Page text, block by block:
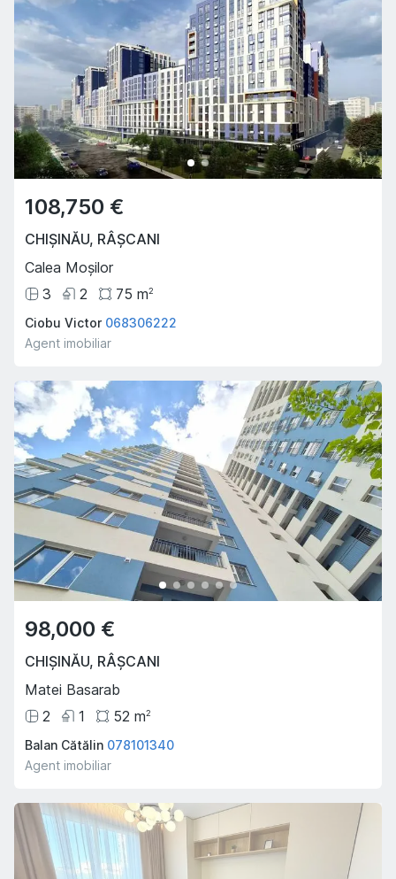
108,750 €
CHIȘINĂU, RÂȘCANI
Calea Moșilor
3
2 75 m2
Ciobu Victor 068306222
Agent imobiliar
98,000 €
CHIȘINĂU, RÂȘCANI
Matei Basarab
2
1 52 m2
Balan Cătălin 078101340
Agent imobiliar